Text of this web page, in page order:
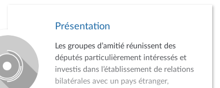
Présentation
Les groupes d’amitié réunissent des
députés particulièrement intéressés et
investis dans l’établissement de relations
bilatérales avec un pays étranger,